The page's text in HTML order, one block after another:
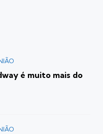
é muito mais do